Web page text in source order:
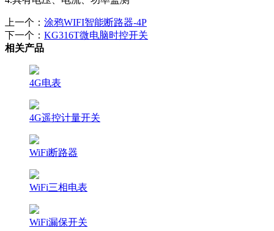
上一个： 涂鸦WIFI智能断路器-4P
下一个： KG316T微电脑时控开关
相关产品
4G电表
4G遥控计量开关
WiFi断路器
WiFi三相电表
WiFi漏保开关